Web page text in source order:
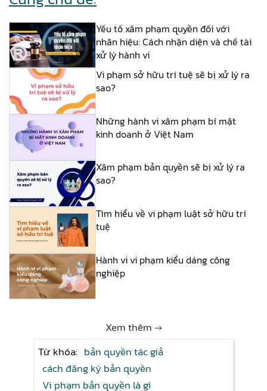
Yếu tố xâm phạm quyền đối với
nhãn hiệu: Cách nhận diện và chế tài
xử lý hành vi
Vi phạm sở hữu trí tuệ sẽ bị xử lý ra
sao?
Những hành vi xâm phạm bí mật
kinh doanh ở Việt Nam
Xâm phạm bản quyền sẽ bị xử lý ra
sao?
Tìm hiểu về vi phạm luật sở hữu trí
tuệ
Hành vi vi phạm kiểu dáng công
nghiệp
Xem thêm →
Từ khóa: bản quyền tác giả
cách đăng ký bản quyền
Vi phạm bản quyền là gì